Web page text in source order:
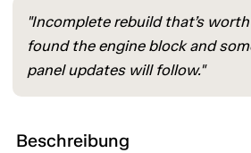
"Incomplete rebuild that’s
found the engine block and
panel updates will follow."
Beschreibung